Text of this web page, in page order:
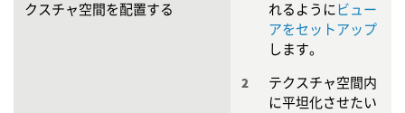
クスチャ空間を配置する
れるようにビュー
アをセットアップ
します。
テクスチャ空間内
に平坦化させたい